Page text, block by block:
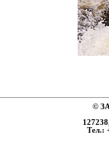
©
Тел.: